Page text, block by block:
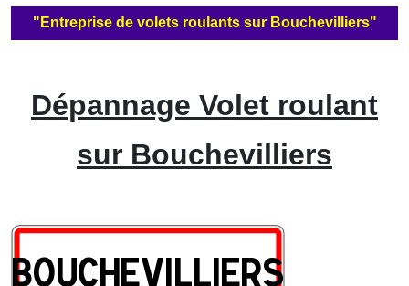
"Entreprise de volets roulants sur Bouchevilliers"
Dépannage Volet roulant
sur Bouchevilliers